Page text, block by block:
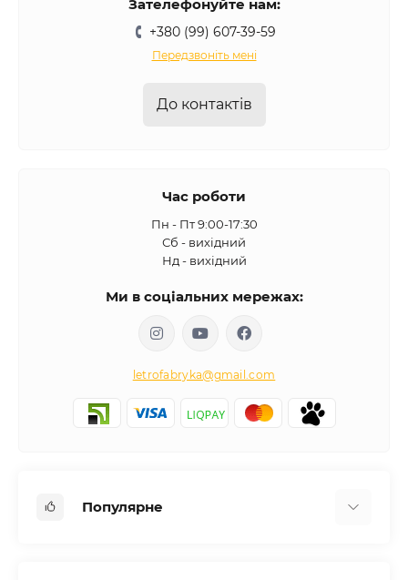
Зателефонуйте нам:
+380 (99) 607-39-59
Передзвоніть мені
До контактів
Час роботи
Пн - Пт 9:00-17:30
Сб - вихідний
Нд - вихідний
Ми в соціальних мережах:
letrofabryka@gmail.com
Популярне